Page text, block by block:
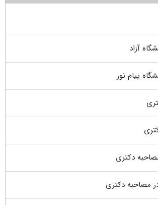
آزاد
پیام نور
دکتری
مصاحبه دکتری